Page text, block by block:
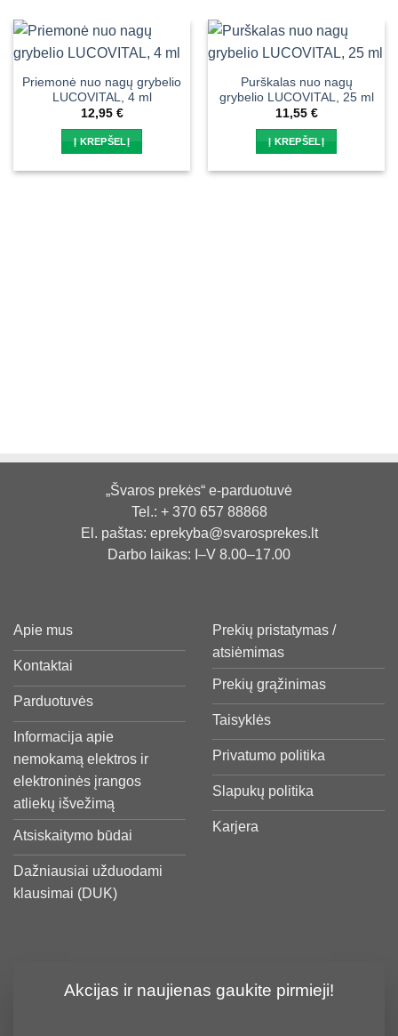
Priemonė nuo nagų grybelio
LUCOVITAL, 4 ml
12,95 €
Į KREPŠELĮ
Purškalas nuo nagų
grybelio LUCOVITAL, 25 ml
11,55 €
Į KREPŠELĮ
„Švaros prekės“ e-parduotuvė
Tel.: + 370 657 88868
El. paštas: eprekyba@svarosprekes.lt
Darbo laikas: I–V 8.00–17.00
Apie mus
Kontaktai
Parduotuvės
Informacija apie
nemokamą elektros ir
elektroninės įrangos
atliekų išvežimą
Atsiskaitymo būdai
Dažniausiai užduodami
klausimai (DUK)
Prekių pristatymas /
atsiėmimas
Prekių grąžinimas
Taisyklės
Privatumo politika
Slapukų politika
Karjera
Akcijas ir naujienas gaukite pirmieji!